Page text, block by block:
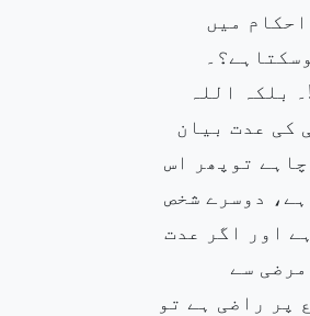
میں
بلکہ اللہ
کی عدت بیان
توپھر اس
دوسرے شخص
اور اگر عدت
سے
پر راضی ہے تو